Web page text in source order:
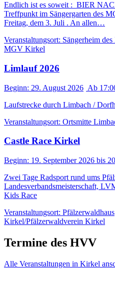
Endlich ist es soweit : BIER
Treffpunkt im Sängergarten des
Freitag, dem 3. Juli . An allen…
Veranstaltungsort: Sängerheim
MGV Kirkel
Limlauf 2026
Beginn: 29. August 2026 Ab
Laufstrecke durch Limbach /
Veranstaltungsort: Ortsmitte
Castle Race Kirkel
Beginn: 19. September 2026 bis
Zwei Tage Radsport rund ums
Landesverbandsmeisterschaft,
Kids Race
Veranstaltungsort: Pfälzerwaldhaus
Kirkel/Pfälzerwaldverein Kirkel
Termine des HVV
Alle Veranstaltungen in Kirkel